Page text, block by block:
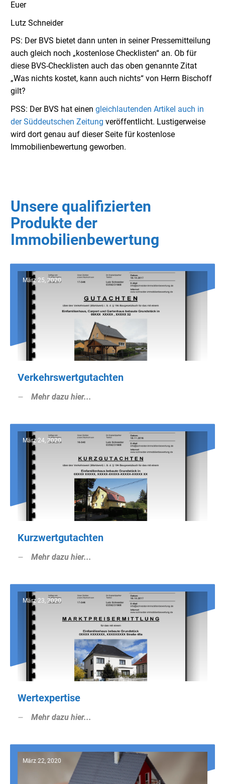
Euer
Lutz Schneider
PS: Der BVS bietet dann unten in seiner Pressemitteilung
auch gleich noch „kostenlose Checklisten“ an. Ob für
diese BVS-Checklisten auch das oben genannte Zitat
„Was nichts kostet, kann auch nichts“ von Herrn Bischoff
gilt?
PSS: Der BVS hat einen gleichlautenden Artikel auch in
der Süddeutschen Zeitung veröffentlicht. Lustigerweise
wird dort genau auf dieser Seite für kostenlose
Immobilienbewertung geworben.
Unsere qualifizierten
Produkte der
Immobilienbewertung
März 25, 2020
Verkehrswertgutachten
Mehr dazu hier...
März 24, 2020
Kurzwertgutachten
Mehr dazu hier...
März 23, 2020
Wertexpertise
Mehr dazu hier...
März 22, 2020